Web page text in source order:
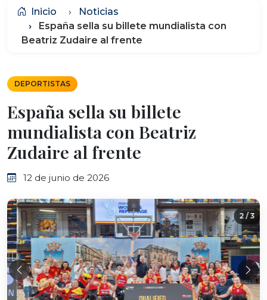
Inicio
Noticias
España sella su billete mundialista con
Beatriz Zudaire al frente
DEPORTISTAS
España sella su billete
mundialista con Beatriz
Zudaire al frente
12 de junio de 2026
2 / 3
Anterior